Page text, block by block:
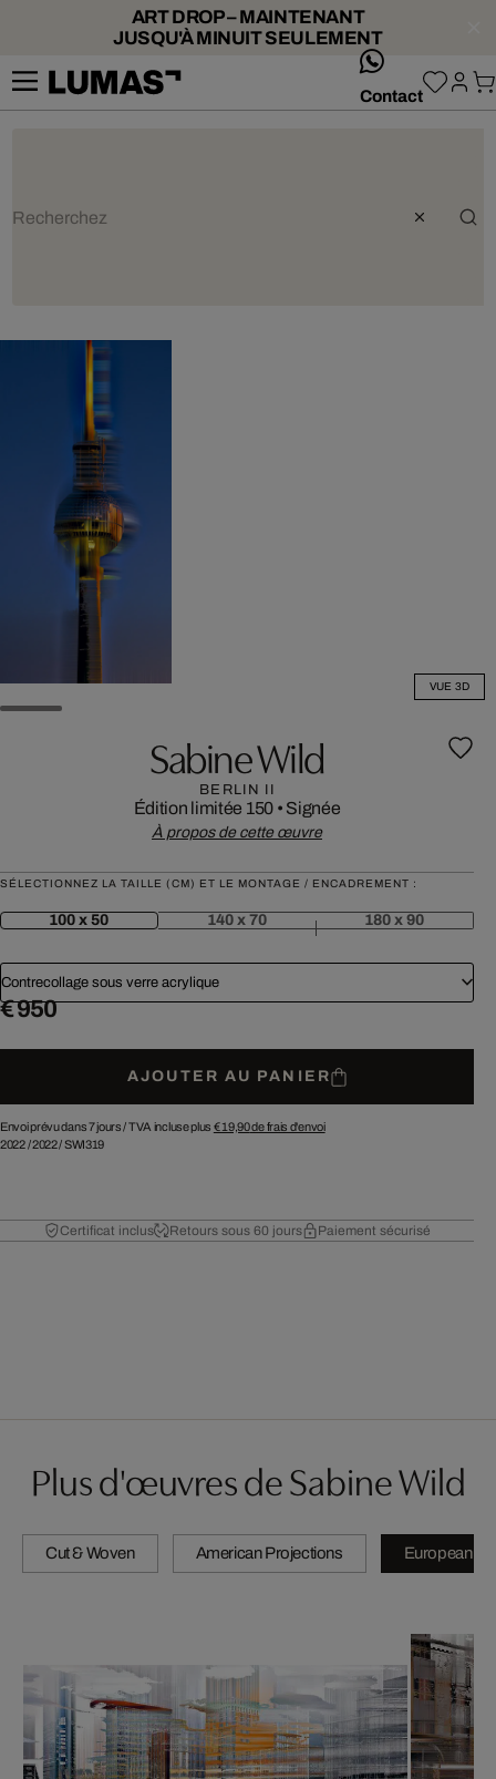
ART DROP – MAINTENANT
JUSQU'À MINUIT SEULEMENT
Contact
VUE 3D
Sabine Wild
BERLIN II
Édition limitée 150 • Signée
À propos de cette œuvre
SÉLECTIONNEZ LA TAILLE (CM) ET LE MONTAGE / ENCADREMENT :
100 x 50 140 x 70 180 x 90
Contrecollage sous verre acrylique
€ 950
AJOUTER AU PANIER
Envoi prévu dans 7 jours /TVA incluse plus € 19,90de frais d'envoi
2022/2022/SWI319
Certificat inclus Retours sous 60 jours Paiement sécurisé
Plus d'œuvres de Sabine Wild
Cut & Woven American Projections European